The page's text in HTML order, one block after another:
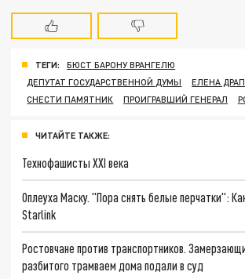
ТЕГИ:
БЮСТ БАРОНУ ВРАНГЕЛЮ
ДЕПУТАТ ГОСУДАРСТВЕННОЙ ДУМЫ
ЕЛЕНА
СНЕСТИ ПАМЯТНИК
ПРОИГРАВШИЙ ГЕНЕРАЛ
ЧИТАЙТЕ ТАКЖЕ:
Технофашисты XXI века
Оплеуха Маску. "Пора снять белые перчатки":
Starlink
Ростовчане против транспортников.
разбитого трамваем дома подали в суд